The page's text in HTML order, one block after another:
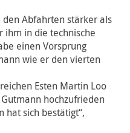
den Abfahrten stärker als
ihm in die technische
einen Vorsprung
wie er den vierten
Esten Martin Loo
hochzufrieden
hat sich bestätigt“,